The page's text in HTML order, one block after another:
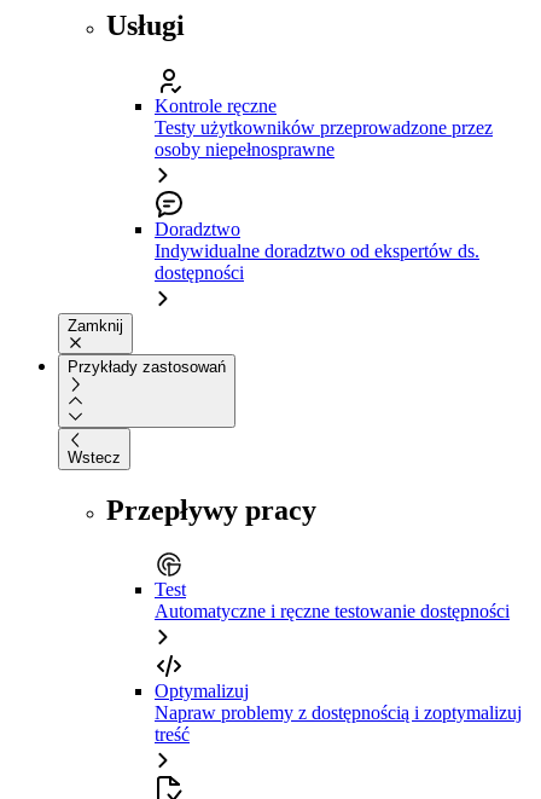
Usługi
Kontrole ręczne
Testy użytkowników przeprowadzone przez
osoby niepełnosprawne
Doradztwo
Indywidualne doradztwo od ekspertów ds.
dostępności
Zamknij
Przykłady zastosowań
Wstecz
Przepływy pracy
Test
Automatyczne i ręczne testowanie dostępności
Optymalizuj
Napraw problemy z dostępnością i zoptymalizuj
treść